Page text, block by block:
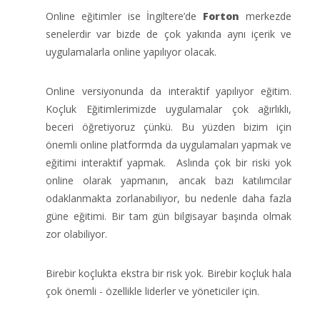
Online eğitimler ise İngiltere’de Fortonmerkezde
senelerdir var bizde de çok yakında aynı içerik ve
uygulamalarla online yapılıyor olacak.
Online versiyonunda da interaktif yapılıyor eğitim.
Koçluk Eğitimlerimizde uygulamalar çok ağırlıklı,
beceri öğretiyoruz çünkü. Bu yüzden bizim için
önemli online platformda da uygulamaları yapmak ve
eğitimi interaktif yapmak. Aslında çok bir riski yok
online olarak yapmanın, ancak bazı katılımcılar
odaklanmakta zorlanabiliyor, bu nedenle daha fazla
güne eğitimi. Bir tam gün bilgisayar başında olmak
zor olabiliyor.
Birebir koçlukta ekstra bir risk yok. Birebir koçluk hala
çok önemli - özellikle liderler ve yöneticiler için.